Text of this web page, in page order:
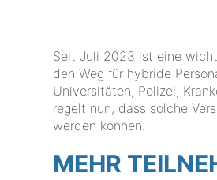
Seit Juli 2023 ist eine
den Weg für hybride
Universitäten, Polizei,
regelt nun, dass solche
werden können.
MEHR